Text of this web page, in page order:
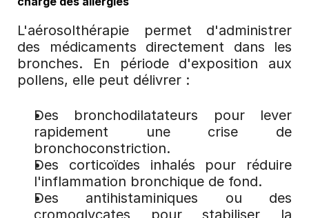
L'aérosolthérapie permet d'administrer
des médicaments directement dans les
bronches. En période d'exposition aux
pollens, elle peut délivrer :
Des bronchodilatateurs pour lever
rapidement une crise de
bronchoconstriction.
Des corticoïdes inhalés pour réduire
l'inflammation bronchique de fond.
Des antihistaminiques ou des
cromoglycates pour stabiliser la